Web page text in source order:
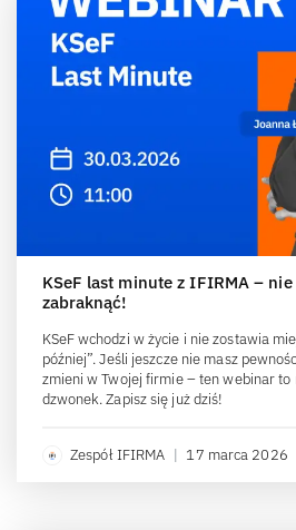
KSeF last minute z IFIRMA –
zabraknąć!
KSeF wchodzi w życie i nie zostawia
później”. Jeśli jeszcze nie masz
zmieni w Twojej firmie – ten webinar to
dzwonek. Zapisz się już dziś!
Zespół IFIRMA | 17 marca 2026